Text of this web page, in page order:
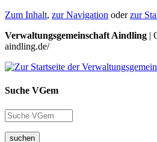
Zum Inhalt, zur Navigation oderzur
Verwaltungsgemeinschaft Aindling |
aindling.de/
Suche VGem
suchen